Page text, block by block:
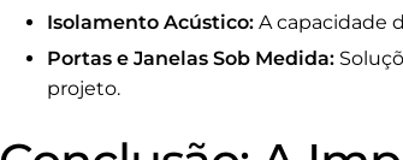
Isolamento Acústico: A capacidade
Portas e Janelas Sob Medida:
projeto.